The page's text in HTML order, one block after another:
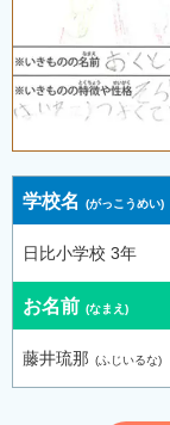
学校名
日比小学校 3年
お名前
藤井琉那